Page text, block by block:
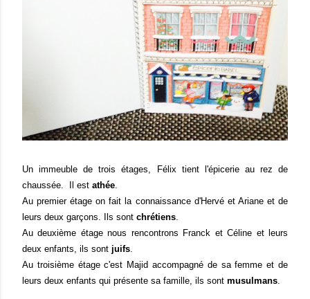
Un immeuble de trois étages, Félix tient l'épicerie au rez de
chaussée. Il est athée.
Au premier étage on fait la connaissance d'Hervé et Ariane et de
leurs deux garçons. Ils sont chrétiens.
Au deuxième étage nous rencontrons Franck et Céline et leurs
deux enfants, ils sont juifs.
Au troisième étage c'est Majid accompagné de sa femme et de
leurs deux enfants qui présente sa famille, ils sont musulmans.